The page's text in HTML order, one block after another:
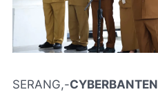
SERANG,-CYBERBANTEN